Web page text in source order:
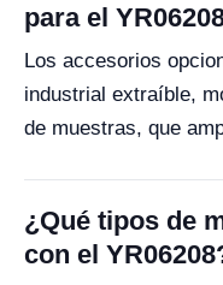
para el
Los accesorios
industrial extraíble,
de muestras, que
¿Qué tipos de
con el